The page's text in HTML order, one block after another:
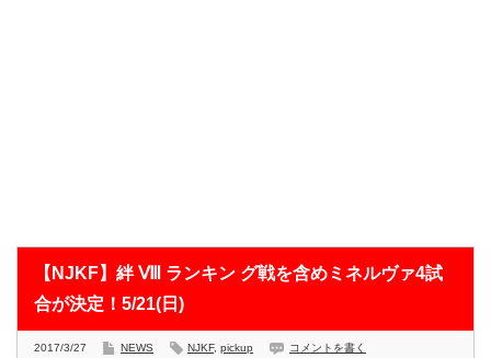
【NJKF】絆 Ⅷ ランキン グ戦を含めミネルヴァ4試
合が決定！5/21(日)
2017/3/27 NEWS NJKF, pickup コメントを書く